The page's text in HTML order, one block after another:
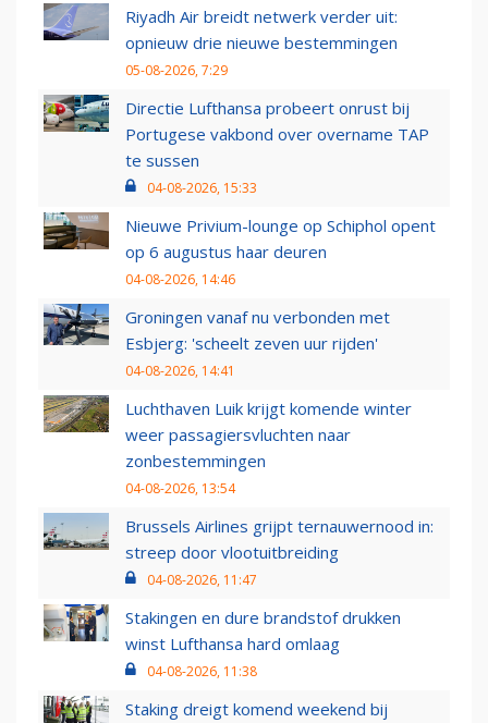
Riyadh Air breidt netwerk verder uit:
opnieuw drie nieuwe bestemmingen
05-08-2026, 7:29
Directie Lufthansa probeert onrust bij
Portugese vakbond over overname TAP
te sussen
04-08-2026, 15:33
Nieuwe Privium-lounge op Schiphol opent
op 6 augustus haar deuren
04-08-2026, 14:46
Groningen vanaf nu verbonden met
Esbjerg: 'scheelt zeven uur rijden'
04-08-2026, 14:41
Luchthaven Luik krijgt komende winter
weer passagiersvluchten naar
zonbestemmingen
04-08-2026, 13:54
Brussels Airlines grijpt ternauwernood in:
streep door vlootuitbreiding
04-08-2026, 11:47
Stakingen en dure brandstof drukken
winst Lufthansa hard omlaag
04-08-2026, 11:38
Staking dreigt komend weekend bij